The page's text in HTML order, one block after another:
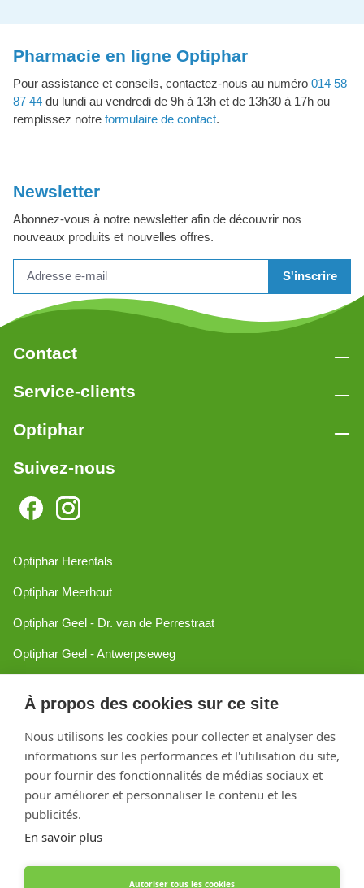
À propos des cookies sur ce site
Nous utilisons les cookies pour collecter et analyser des
informations sur les performances et l'utilisation du site,
pour fournir des fonctionnalités de médias sociaux et
pour améliorer et personnaliser le contenu et les
publicités.
En savoir plus
Autoriser tous les cookies
Pharmacie en ligne Optiphar
Pour assistance et conseils, contactez-nous au numéro 014 58
87 44 du lundi au vendredi de 9h à 13h et de 13h30 à 17h ou
remplissez notre formulaire de contact.
Newsletter
Abonnez-vous à notre newsletter afin de découvrir nos
nouveaux produits et nouvelles offres.
S'inscrire
Contact
Service-clients
Optiphar
Suivez-nous
Optiphar Herentals
Optiphar Meerhout
Optiphar Geel - Dr. van de Perrestraat
Optiphar Geel - Antwerpseweg
Optiphar Mol
Créé avec Shopware